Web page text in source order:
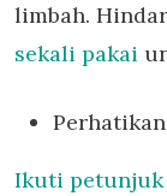
limbah.
sekali pakai
Ikuti petunjuk